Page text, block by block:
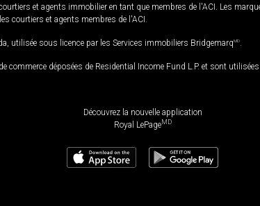
et agents immobilier en tant que membres de l'ACI. Les
courtiers et agents membres de l'ACI.
utilisée sous licence par les Services immobiliers BridgemarqMD
commerce déposées de Residential Income Fund L.P. et sont
Découvrez la nouvelle application
Royal LePageMD